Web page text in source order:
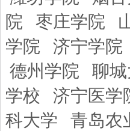
院
枣庄学院
学院
济宁学院
德州学院
聊
学校
济宁医学
科大学
青岛农